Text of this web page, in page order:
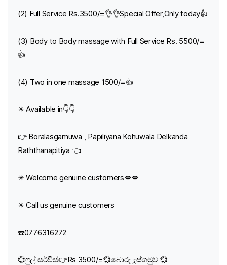
(2) Full Service Rs.3500/=👌👌Special Offer,Only today👍
(3) Body to Body massage with Full Service Rs. 5500/=
👍
(4) Two in one massage 1500/=👍
✴️ Available in👇👇
👉 Boralasgamuwa , Papiliyana Kohuwala Delkanda
Raththanapitiya 👈
✴️ Welcome genuine customers💋💋
✴️ Call us genuine customers
☎️0776316272
💞ෆුල් සර්විස්👉Rs 3500/=💞බොරලැස්ගමුව 💞